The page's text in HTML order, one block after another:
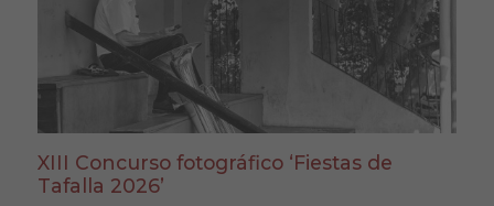
XIII Concurso fotográfico ‘Fiestas de
Tafalla 2026’